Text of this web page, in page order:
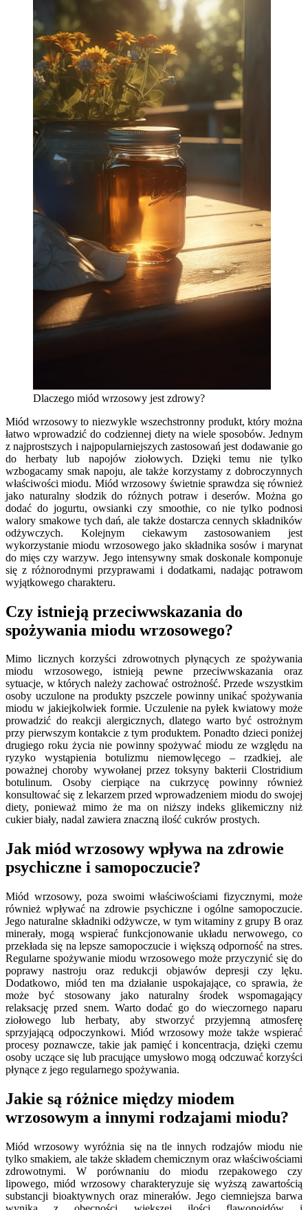
Dlaczego miód wrzosowy jest zdrowy?
Miód wrzosowy to niezwykle wszechstronny produkt, który można
łatwo wprowadzić do codziennej diety na wiele sposobów. Jednym
z najprostszych i najpopularniejszych zastosowań jest dodawanie go
do herbaty lub napojów ziołowych. Dzięki temu nie tylko
wzbogacamy smak napoju, ale także korzystamy z dobroczynnych
właściwości miodu. Miód wrzosowy świetnie sprawdza się również
jako naturalny słodzik do różnych potraw i deserów. Można go
dodać do jogurtu, owsianki czy smoothie, co nie tylko podnosi
walory smakowe tych dań, ale także dostarcza cennych składników
odżywczych. Kolejnym ciekawym zastosowaniem jest
wykorzystanie miodu wrzosowego jako składnika sosów i marynat
do mięs czy warzyw. Jego intensywny smak doskonale komponuje
się z różnorodnymi przyprawami i dodatkami, nadając potrawom
wyjątkowego charakteru.
Czy istnieją przeciwwskazania do
spożywania miodu wrzosowego?
Mimo licznych korzyści zdrowotnych płynących ze spożywania
miodu wrzosowego, istnieją pewne przeciwwskazania oraz
sytuacje, w których należy zachować ostrożność. Przede wszystkim
osoby uczulone na produkty pszczele powinny unikać spożywania
miodu w jakiejkolwiek formie. Uczulenie na pyłek kwiatowy może
prowadzić do reakcji alergicznych, dlatego warto być ostrożnym
przy pierwszym kontakcie z tym produktem. Ponadto dzieci poniżej
drugiego roku życia nie powinny spożywać miodu ze względu na
ryzyko wystąpienia botulizmu niemowlęcego – rzadkiej, ale
poważnej choroby wywołanej przez toksyny bakterii Clostridium
botulinum. Osoby cierpiące na cukrzycę powinny również
konsultować się z lekarzem przed wprowadzeniem miodu do swojej
diety, ponieważ mimo że ma on niższy indeks glikemiczny niż
cukier biały, nadal zawiera znaczną ilość cukrów prostych.
Jak miód wrzosowy wpływa na zdrowie
psychiczne i samopoczucie?
Miód wrzosowy, poza swoimi właściwościami fizycznymi, może
również wpływać na zdrowie psychiczne i ogólne samopoczucie.
Jego naturalne składniki odżywcze, w tym witaminy z grupy B oraz
minerały, mogą wspierać funkcjonowanie układu nerwowego, co
przekłada się na lepsze samopoczucie i większą odporność na stres.
Regularne spożywanie miodu wrzosowego może przyczynić się do
poprawy nastroju oraz redukcji objawów depresji czy lęku.
Dodatkowo, miód ten ma działanie uspokajające, co sprawia, że
może być stosowany jako naturalny środek wspomagający
relaksację przed snem. Warto dodać go do wieczornego naparu
ziołowego lub herbaty, aby stworzyć przyjemną atmosferę
sprzyjającą odpoczynkowi. Miód wrzosowy może także wspierać
procesy poznawcze, takie jak pamięć i koncentracja, dzięki czemu
osoby uczące się lub pracujące umysłowo mogą odczuwać korzyści
płynące z jego regularnego spożywania.
Jakie są różnice między miodem
wrzosowym a innymi rodzajami miodu?
Miód wrzosowy wyróżnia się na tle innych rodzajów miodu nie
tylko smakiem, ale także składem chemicznym oraz właściwościami
zdrowotnymi. W porównaniu do miodu rzepakowego czy
lipowego, miód wrzosowy charakteryzuje się wyższą zawartością
substancji bioaktywnych oraz minerałów. Jego ciemniejsza barwa